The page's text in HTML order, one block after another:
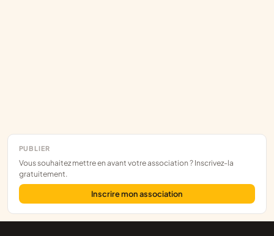
PUBLIER
Vous souhaitez mettre en avant votre association ? Inscrivez-la
gratuitement.
Inscrire mon association